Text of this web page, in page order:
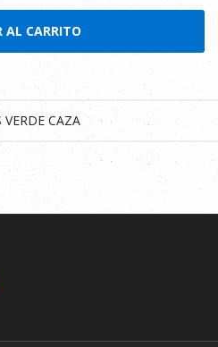
AL CARRITO